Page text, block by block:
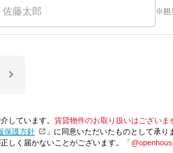
※担
しています。 賃貸物件のお取り扱いはございま
保護方針
」に同意いただいたものとして承り
しく届かないことがございます。
「